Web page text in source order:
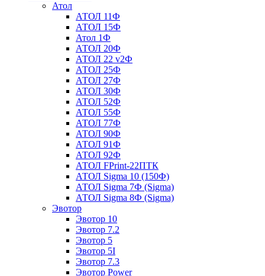
Атол
АТОЛ 11Ф
АТОЛ 15Ф
Атол 1Ф
АТОЛ 20Ф
АТОЛ 22 v2Ф
АТОЛ 25Ф
АТОЛ 27Ф
АТОЛ 30Ф
АТОЛ 52Ф
АТОЛ 55Ф
АТОЛ 77Ф
АТОЛ 90Ф
АТОЛ 91Ф
АТОЛ 92Ф
АТОЛ FPrint-22ПТК
АТОЛ Sigma 10 (150Ф)
АТОЛ Sigma 7Ф (Sigma)
АТОЛ Sigma 8Ф (Sigma)
Эвотор
Эвотор 10
Эвотор 7.2
Эвотор 5
Эвотор 5I
Эвотор 7.3
Эвотор Power